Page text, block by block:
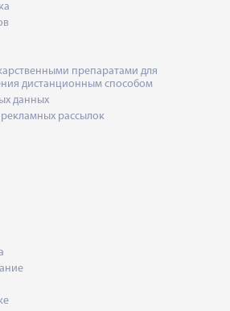
препаратами для
дистанционным способом
данных
рассылок